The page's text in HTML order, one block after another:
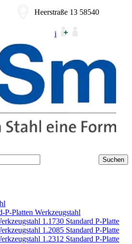
Heerstraße 13 58540
i
P-Platten Werkzeugstahl
1.1730 Standard P-Platte
1.2085 Standard P-Platte
1.2312 Standard P-Platte